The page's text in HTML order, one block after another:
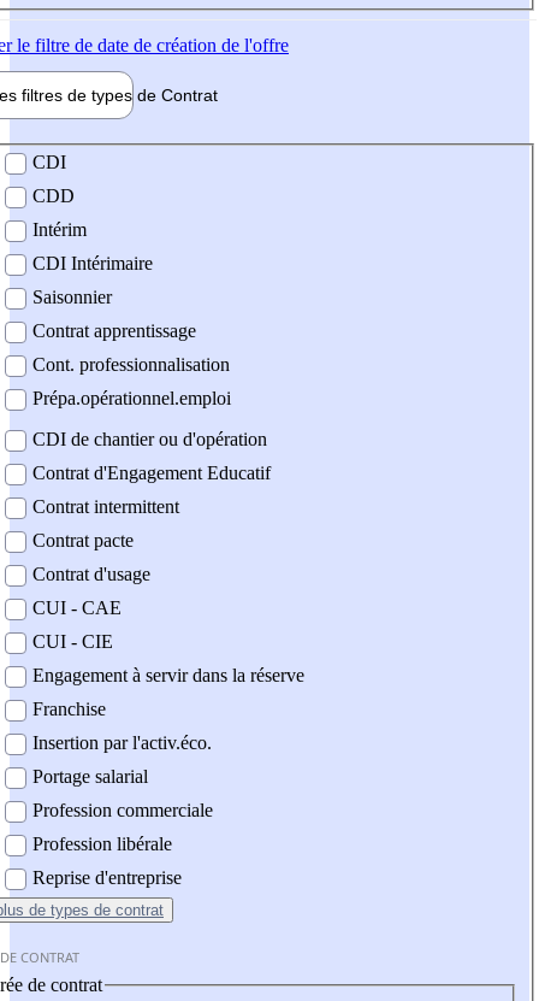
le filtre de date de création de l'offre
filtres de types de Contrat
contrat
CDI
CDD
Intérim
CDI Intérimaire
Saisonnier
Contrat apprentissage
Cont. professionnalisation
Prépa.opérationnel.emploi
CDI de chantier ou d'opération
Contrat d'Engagement Educatif
Contrat intermittent
Contrat pacte
Contrat d'usage
CUI - CAE
CUI - CIE
Engagement à servir dans la réserve
Franchise
Insertion par l'activ.éco.
Portage salarial
Profession commerciale
Profession libérale
Reprise d'entreprise
de types de contrat
CONTRAT
de contrat